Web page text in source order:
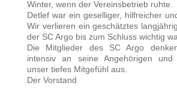
Winter, wenn der Vereinsbetrieb ruhte.
Detlef war ein geselliger, hilfreicher
Wir verlieren ein geschätztes
der SC Argo bis zum Schluss wichtig
Die Mitglieder des SC Argo
intensiv an seine Angehörigen und
unser tiefes Mitgefühl aus.
Der Vorstand